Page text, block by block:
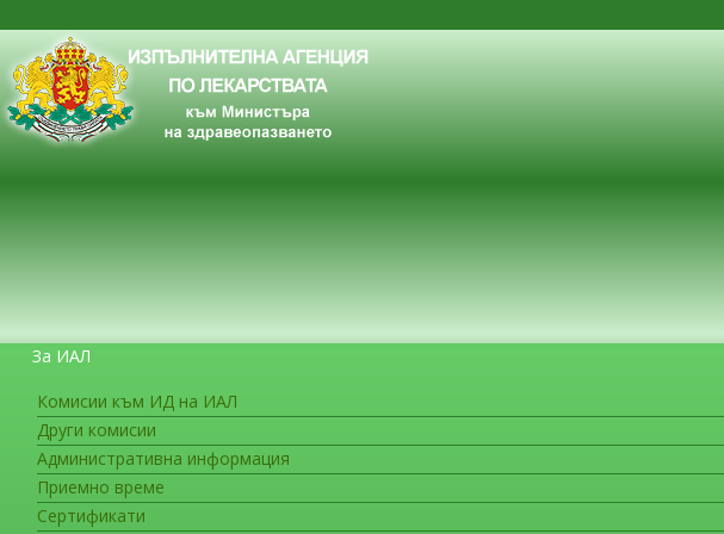
За ИАЛ
Комисии към ИД на ИАЛ
Други комисии
Административна информация
Приемно време
Сертификати
ЗА ГРАЖДАНИТЕ